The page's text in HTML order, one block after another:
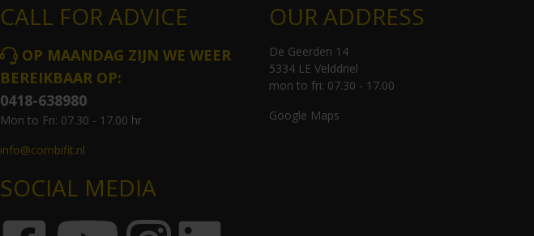
CALL FOR ADVICE
OP MAANDAG ZIJN WE WEER
BEREIKBAAR OP:
0418-638980
Mon to Fri: 07.30 - 17.00 hr
info@combifit.nl
SOCIAL MEDIA
OUR ADDRESS
De Geerden 14
5334 LE Velddriel
mon to fri: 07.30 - 17.00
Google Maps